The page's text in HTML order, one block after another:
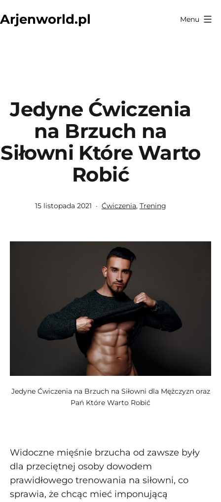
do
Arjenworld.pl Menu
Jedyne Ćwiczenia
na Brzuch na
Siłowni Które Warto
Robić
Opublikowano
15 listopada 2021
Umieszczono
Ćwiczenia, Trening
Jedyne Ćwiczenia na Brzuch na Siłowni dla Mężczyzn oraz
Pań Które Warto Robić
Widoczne mięśnie brzucha od zawsze były
dla przeciętnej osoby dowodem
prawidłowego trenowania na siłowni, co
sprawia, że chcąc mieć imponującą